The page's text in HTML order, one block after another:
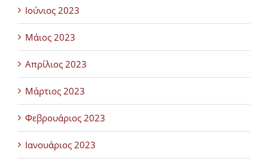
Ιούνιος 2023
Μάιος 2023
Απρίλιος 2023
Μάρτιος 2023
Φεβρουάριος 2023
Ιανουάριος 2023